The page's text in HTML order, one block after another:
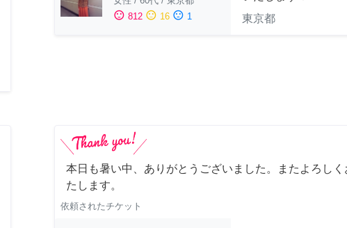
sentiment_satisfied 812 sentiment_neutral 16 sentiment_dissatisfied 1
東京都
本日も暑い中、ありがとうございました。またよろしく
たします。
依頼されたチケット